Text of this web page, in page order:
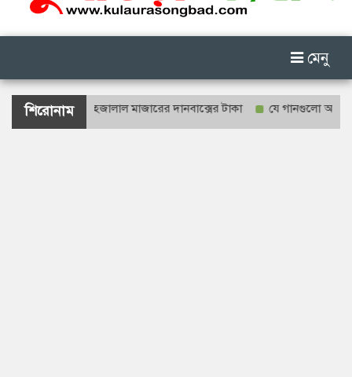
মেনু
শিরোনাম
গণনা হবে শাহজালাল মাজারের দানবাক্সের টাকা যে গানগুলো আজও